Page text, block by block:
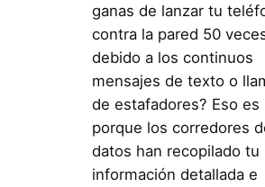
ganas de lanzar tu
contra la pared 50
debido a los continuos
mensajes de texto o
de estafadores? Eso es
porque los corredores
datos han recopilado tu
información detallada e